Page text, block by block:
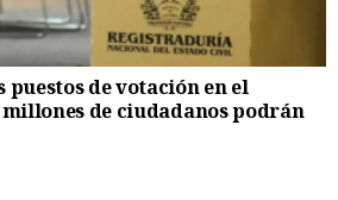
de votación en el
de ciudadanos podrán